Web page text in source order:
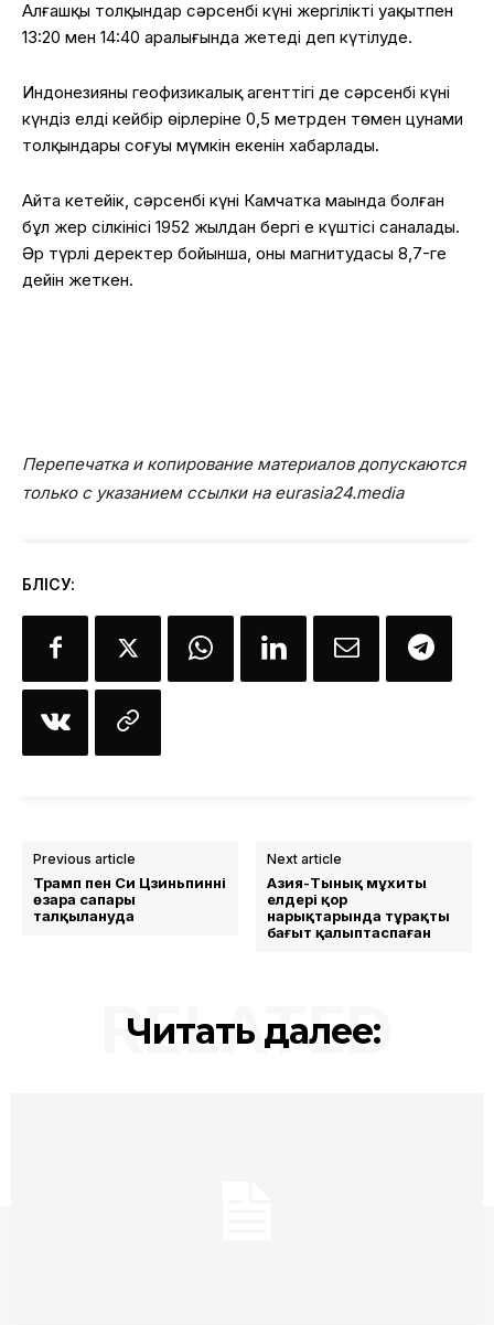
Алғашқы толқындар сәрсенбі күні жергілікті уақытпен
13:20 мен 14:40 аралығында жетеді деп күтілуде.
Индонезияның геофизикалық агенттігі де сәрсенбі күні
күндіз елдің кейбір өңірлеріне 0,5 метрден төмен цунами
толқындары соғуы мүмкін екенін хабарлады.
Айта кетейік, сәрсенбі күні Камчатка маңында болған
бұл жер сілкінісі 1952 жылдан бергі ең күштісі саналады.
Әр түрлі деректер бойынша, оның магнитудасы 8,7-ге
дейін жеткен.
Перепечатка и копирование материалов допускаются
только с указанием ссылки на eurasia24.media
БӨЛІСУ:
Previous article
Трамп пен Си Цзиньпиннің
өзара сапары
талқылануда
Next article
Азия-Тынық мұхиты
елдері қор
нарықтарында тұрақты
бағыт қалыптаспаған
Читать далее:
RELATED